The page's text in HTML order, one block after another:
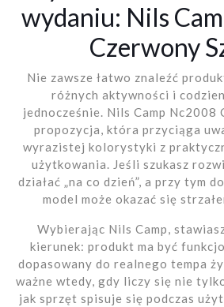
wydaniu: Nils
Czerwony
Nie zawsze łatwo znaleźć
różnych aktywności i
jednocześnie. Nils Camp Nc2008
propozycja, która przyciąga
wyrazistej kolorystyki z
użytkowania. Jeśli szukasz
działać „na co dzień”, a przy tym
model może okazać się
Wybierając Nils Camp,
kierunek: produkt ma być
dopasowany do realnego tempa
ważne wtedy, gdy liczy się nie
jak sprzęt spisuje się podczas